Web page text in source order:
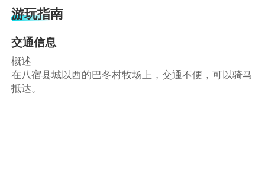
游玩指南
交通信息
概述
在八宿县城以西的巴冬村牧场上，交通不便，可以骑马
抵达。